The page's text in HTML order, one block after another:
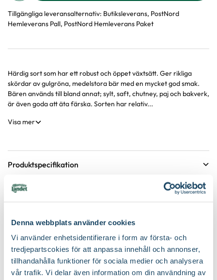
Denna webbplats använder cookies
Vi använder enhetsidentifierare i form av första- och
tredjepartscokies för att anpassa innehåll och annonser,
tillhandahålla funktioner för sociala medier och analysera
vår trafik. Vi delar även information om din användning av
Tillgängliga leveransalternativ: Butiksleverans, PostNord
Hemleverans Pall, PostNord Hemleverans Paket
Produktinformation
Härdig sort som har ett robust och öppet växtsätt. Ger rikliga
skördar av gulgröna, medelstora bär med en mycket god smak.
Bären används till bland annat; sylt, saft, chutney, paj och bakverk,
är även goda att äta färska. Sorten har relativ...
Visa mer
Produktspecifikation
Krukstorlek
Förväntad sluthöjd 80 - 100 cm Höjd på trädgårdsväxter
Växtsätt Kompakt, Upprätt
Skötselråd
Odlingszon 1 - 4 Vad är odlingszon?
Planteringsavstånd (cc) 150 cm
Etableringsråd - så får du en lyckad plantering och
Håll jorden fuktig de första två åren, stödvattna under tredje
och fjärde året under torra perioder.
Håll jorden fri från ogräs runt plantan de första tre åren för att
Köp till för ett lyckat resultat